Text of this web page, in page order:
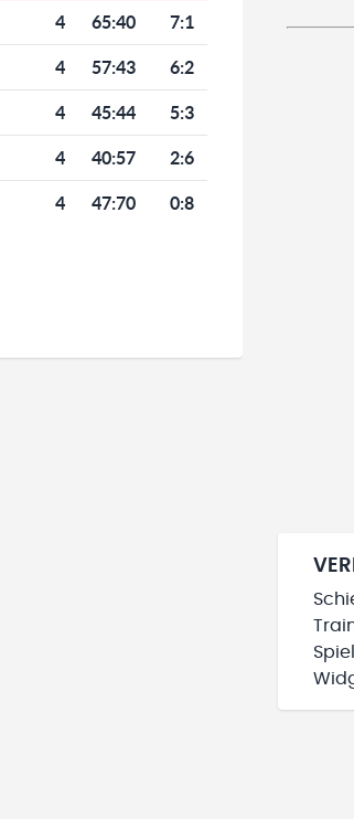
4 65:40 7:1
4 57:43 6:2
4 45:44 5:3
4 40:57 2:6
4 47:70 0:8